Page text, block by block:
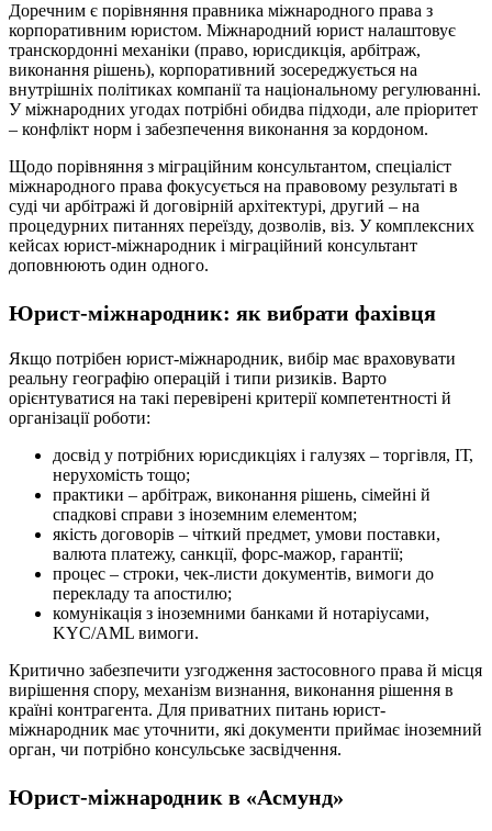
Доречним є порівняння правника міжнародного права з
корпоративним юристом. Міжнародний юрист налаштовує
транскордонні механіки (право, юрисдикція, арбітраж,
виконання рішень), корпоративний зосереджується на
внутрішніх політиках компанії та національному регулюванні.
У міжнародних угодах потрібні обидва підходи, але пріоритет
– конфлікт норм і забезпечення виконання за кордоном.
Щодо порівняння з міграційним консультантом, спеціаліст
міжнародного права фокусується на правовому результаті в
суді чи арбітражі й договірній архітектурі, другий – на
процедурних питаннях переїзду, дозволів, віз. У комплексних
кейсах юрист-міжнародник і міграційний консультант
доповнюють один одного.
Юрист-міжнародник: як вибрати фахівця
Якщо потрібен юрист-міжнародник, вибір має враховувати
реальну географію операцій і типи ризиків. Варто
орієнтуватися на такі перевірені критерії компетентності й
організації роботи:
досвід у потрібних юрисдикціях і галузях – торгівля, ІТ,
нерухомість тощо;
практики – арбітраж, виконання рішень, сімейні й
спадкові справи з іноземним елементом;
якість договорів – чіткий предмет, умови поставки,
валюта платежу, санкції, форс-мажор, гарантії;
процес – строки, чек-листи документів, вимоги до
перекладу та апостилю;
комунікація з іноземними банками й нотаріусами,
KYC/AML вимоги.
Критично забезпечити узгодження застосовного права й місця
вирішення спору, механізм визнання, виконання рішення в
країні контрагента. Для приватних питань юрист-
міжнародник має уточнити, які документи приймає іноземний
орган, чи потрібно консульське засвідчення.
Юрист-міжнародник в «Асмунд»